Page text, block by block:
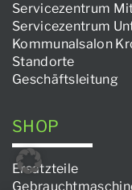
Servicezentrum
Servicezentrum
Kommunalsalon
Standorte
Geschäftsleitung
SHOP
Ersatzteile